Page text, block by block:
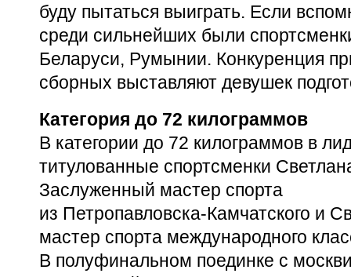
буду пытаться выиграть. Если
среди сильнейших были
Беларуси, Румынии. Конкуренция
сборных выставляют девушек
Категория до 72 килограммов
В категории до 72 килограммов в
титулованные спортсменки
Заслуженный мастер спорта
из Петропавловска-Камчатского и
мастер спорта международного
В полуфинальном поединке с